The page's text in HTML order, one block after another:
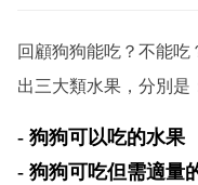
回顧狗狗能吃？不能吃
出三大類水果，分別是
- 狗狗可以吃的水果
- 狗狗可吃但需適量